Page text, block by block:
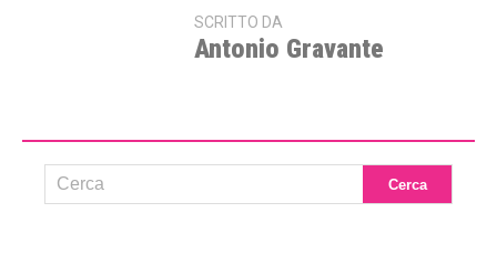
SCRITTO DA
Antonio Gravante